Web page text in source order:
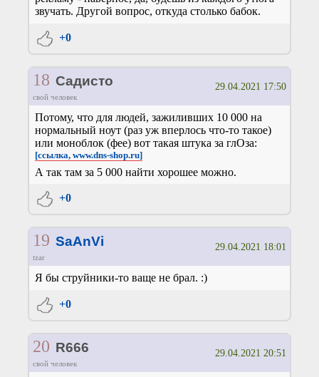
звучать. Другой вопрос, откуда столько бабок.
+0
18 Садисто
свой человек
29.04.2021 17:50
Потому, что для людей, зажиливших 10 000 на
нормальный ноут (раз уж вперлось что-то такое)
или моноблок (фее) вот такая штука за глОза:
[ссылка, www.dns-shop.ru]
А так там за 5 000 найти хорошее можно.
+0
19 SaAnVi
tzar
29.04.2021 18:01
Я бы струйники-то ваще не брал. :)
+0
20 R666
свой человек
29.04.2021 20:51